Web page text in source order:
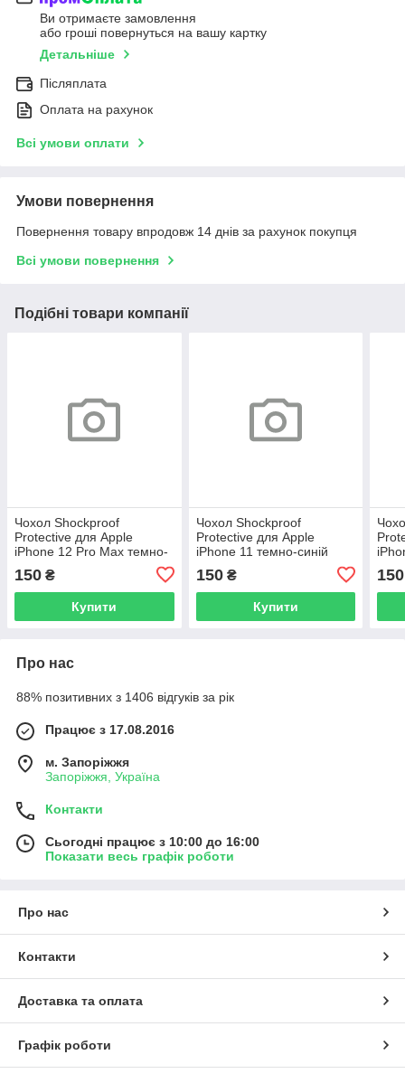
Ви отримаєте замовлення
або гроші повернуться на вашу картку
Детальніше
Післяплата
Оплата на рахунок
Всі умови оплати
Умови повернення
Повернення товару впродовж 14 днів за рахунок покупця
Всі умови повернення
Подібні товари компанії
Чохол Shockproof
Protective для Apple
iPhone 12 Pro Max темно-
150 ₴
Купити
Чохол Shockproof
Protective для Apple
iPhone 11 темно-синій
150₴
Купити
150
Про нас
88% позитивних з 1406 відгуків за рік
Працює з 17.08.2016
м. Запоріжжя
Запоріжжя, Україна
Контакти
Сьогодні працює з 10:00 до 16:00
Показати весь графік роботи
Про нас
Контакти
Доставка та оплата
Графік роботи